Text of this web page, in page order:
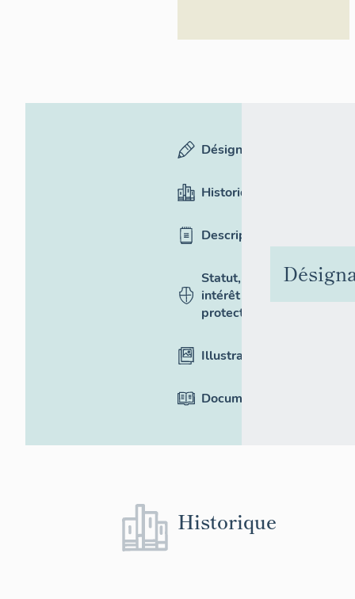
Désignation
Historique
Description
Statut,
intérêt et
protection
Illustrations
Documentation
Historique